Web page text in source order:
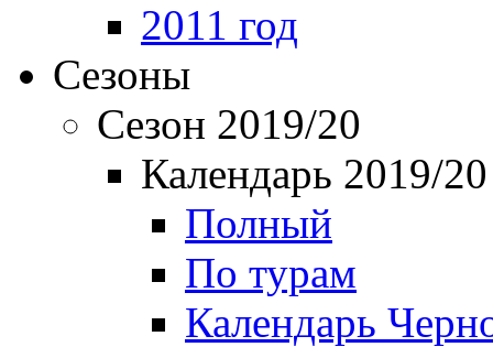
2011 год
Сезоны
Сезон 2019/20
Календарь 2019/20
Полный
По турам
Календарь